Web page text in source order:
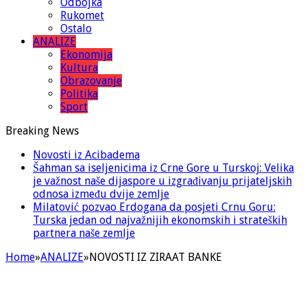
Rukomet
Ostalo
ANALIZE
Ekonomija
Kultura
Obrazovanje
Politika
Sport
Breaking News
Novosti iz Acibadema
Šahman sa iseljenicima iz Crne Gore u Turskoj: Velika
je važnost naše dijaspore u izgrađivanju prijateljskih
odnosa između dvije zemlje
Milatović pozvao Erdogana da posjeti Crnu Goru:
Turska jedan od najvažnijih ekonomskih i strateških
partnera naše zemlje
Home»ANALIZE»NOVOSTI IZ ZIRAAT BANKE